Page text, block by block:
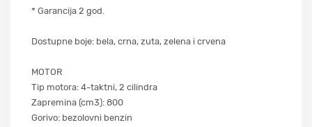
* Garancija 2 god.
Dostupne boje: bela, crna, zuta, zelena i crvena
MOTOR
Tip motora: 4-taktni, 2 cilindra
Zapremina (cm3): 800
Gorivo: bezolovni benzin